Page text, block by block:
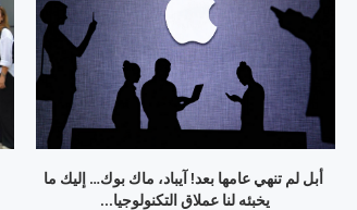
أبل لم تنهي عامها بعد! آيباد، ماك بوك… إليك ما
يخبئه لنا عملاق التكنولوجيا...